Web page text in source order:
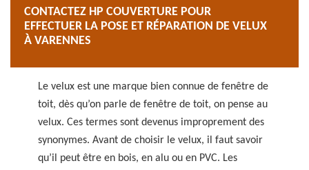
CONTACTEZ HP COUVERTURE POUR
EFFECTUER LA POSE ET RÉPARATION DE VELUX
À VARENNES
Le velux est une marque bien connue de fenêtre de
toit, dès qu’on parle de fenêtre de toit, on pense au
velux. Ces termes sont devenus improprement des
synonymes. Avant de choisir le velux, il faut savoir
qu’il peut être en bois, en alu ou en PVC. Les